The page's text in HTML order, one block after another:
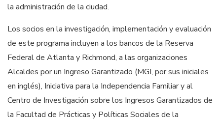
la administración de la ciudad.
Los socios en la investigación, implementación y evaluación
de este programa incluyen a los bancos de la Reserva
Federal de Atlanta y Richmond, a las organizaciones
Alcaldes por un Ingreso Garantizado (MGI, por sus iniciales
en inglés), Iniciativa para la Independencia Familiar y al
Centro de Investigación sobre los Ingresos Garantizados de
la Facultad de Prácticas y Políticas Sociales de la